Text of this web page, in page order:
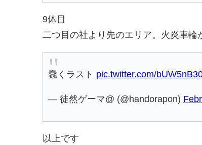
9体目
二つ目の社より先のエリア。火炎車輪
蠢くラスト pic.twitter.com/
— 徒然ゲーマ@ (@handorapon)
以上です